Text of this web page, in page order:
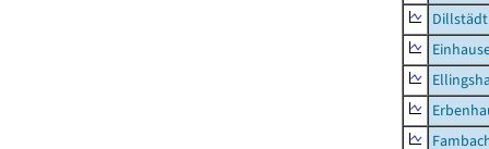
Dillstädt